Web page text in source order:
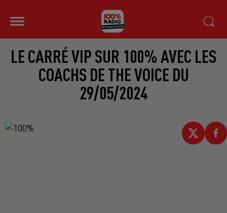
LE CARRÉ VIP SUR 100% AVEC LES
COACHS DE THE VOICE DU
29/05/2024